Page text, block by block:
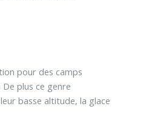
pour des camps
plus ce genre
basse altitude, la glace